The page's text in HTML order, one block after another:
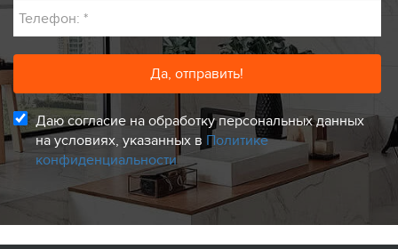
Телефон: *
Даю согласие на обработку персональных данных
на условиях, указанных в Политике
конфиденциальности